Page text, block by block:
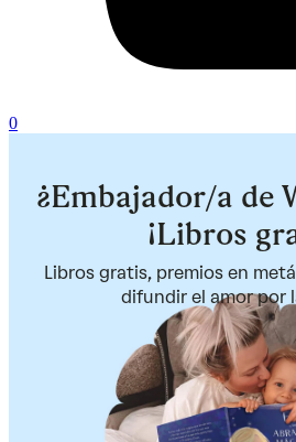
0
¿Embajador/a de
¡Libros
Libros gratis, premios en
difundir el amor por